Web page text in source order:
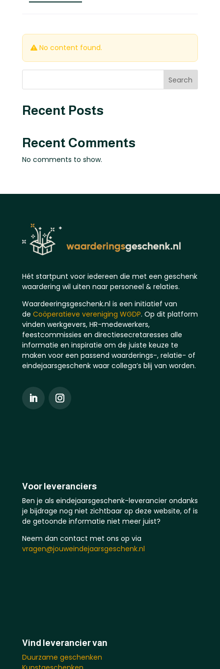
No content found.
Search
Recent Posts
Recent Comments
No comments to show.
Hét startpunt voor iedereen die met een geschenk
waardering wil uiten naar personeel & relaties.
Waardeeringsgeschenk.nl is een initiatief van
de Coöperatieve vereniging WGDP. Op dit platform
vinden werkgevers, HR-medewerkers,
feestcommissies en directiesecretaresses alle
informatie en inspiratie om de juiste keuze te
maken voor een passend waarderings-, relatie- of
eindejaarsgeschenk waar collega’s blij van worden.
Voor leveranciers
Ben je als eindejaarsgeschenk-leverancier ondanks
je bijdrage nog niet zichtbaar op deze website, of is
de getoonde informatie niet meer juist?
Neem dan contact met ons op via
vragen@jouweindejaarsgeschenk.nl
Vind leverancier van
Duurzame geschenken